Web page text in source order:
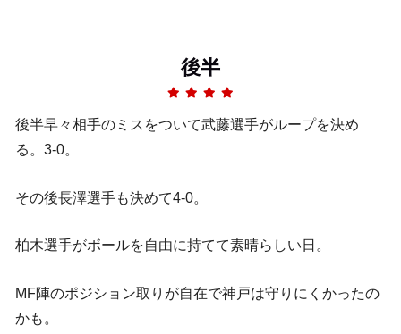
後半
後半早々相手のミスをついて武藤選手がループを決め
る。3-0。
その後長澤選手も決めて4-0。
柏木選手がボールを自由に持てて素晴らしい日。
MF陣のポジション取りが自在で神戸は守りにくかったの
かも。